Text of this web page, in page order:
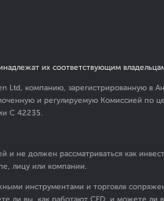
их соответствующим
Ltd, компанию,
и регулируемую Комиссией по
C 42235.
и не должен рассматриваться как
лицу или компании.
инструментами и торговля